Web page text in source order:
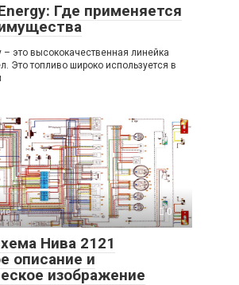
Где применяется
– это высококачественная линейка
Это топливо широко используется в
0
Нива 2121
описание и
изображение